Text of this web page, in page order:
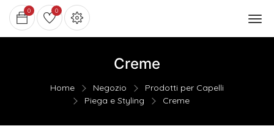
0 0
Creme
Home Negozio
Prodotti per Capelli
Piega e Styling
Creme